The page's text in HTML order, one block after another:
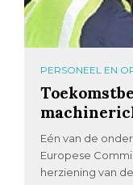
PERSONEEL EN
Eén van de
Europese
herziening van